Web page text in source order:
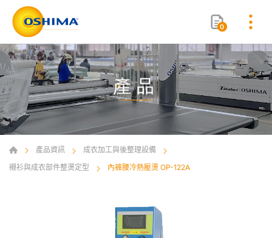
0
產品
產品資訊
成衣加工與後整理設備
襯衫與成衣部件整燙定型
內褲腰冷熱壓燙 OP-122A